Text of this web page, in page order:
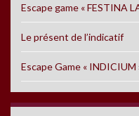
Escape game « FESTINA
Le présent de l’indicatif
Escape Game « INDICIUM